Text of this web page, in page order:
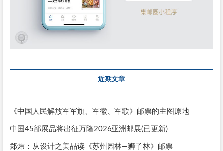
近期文章
《中国人民解放军军旗、军徽、军歌》邮票的主图原地
中国45部展品将出征万隆2026亚洲邮展(已更新)
郑炜：从设计之美品读《苏州园林—狮子林》邮票